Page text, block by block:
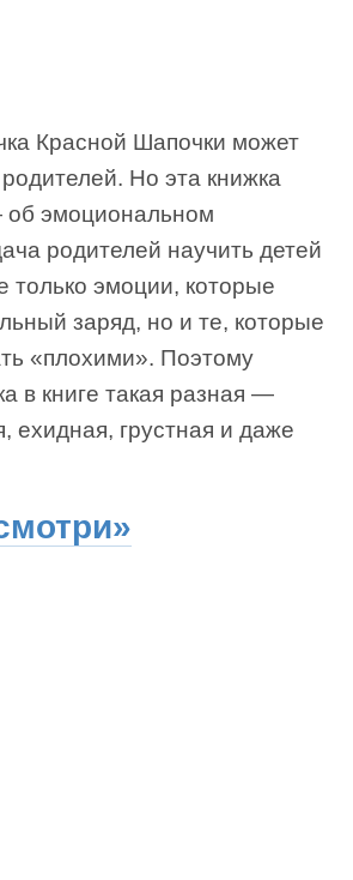
Красной Шапочки может
Но эта книжка
об эмоциональном
родителей научить детей
только эмоции, которые
заряд, но и те, которые
«плохими». Поэтому
в книге такая разная —
ехидная, грустная и даже